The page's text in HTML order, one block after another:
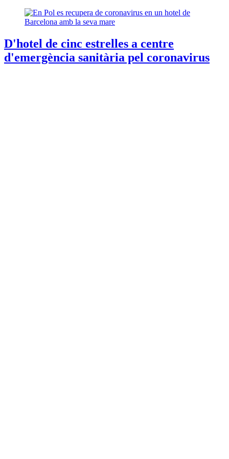
D'hotel de cinc estrelles a centre
d'emergència sanitària pel coronavirus